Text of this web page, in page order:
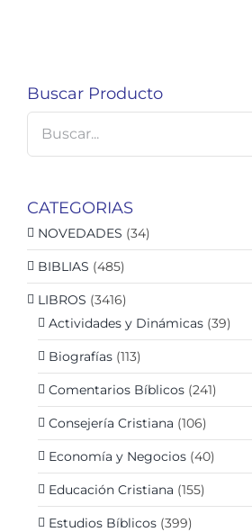
Buscar Producto
CATEGORIAS
NOVEDADES (34)
BIBLIAS (485)
LIBROS (3416)
Actividades y Dinámicas (39)
Biografías (113)
Comentarios Bíblicos (241)
Consejería Cristiana (106)
Economía y Negocios (40)
Educación Cristiana (155)
Estudios Bíblicos (399)